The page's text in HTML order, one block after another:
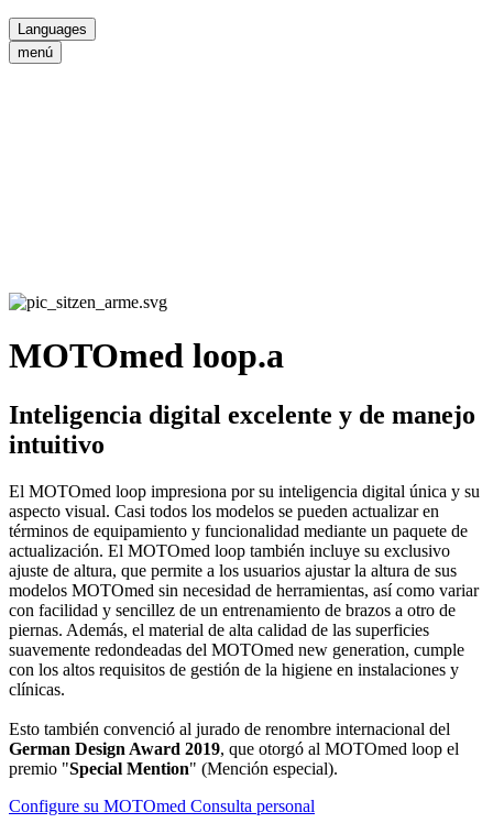
Languages
menú
MOTOmed loop.a
Inteligencia digital excelente y de manejo
intuitivo
El MOTOmed loop impresiona por su inteligencia digital única y su
aspecto visual. Casi todos los modelos se pueden actualizar en
términos de equipamiento y funcionalidad mediante un paquete de
actualización. El MOTOmed loop también incluye su exclusivo
ajuste de altura, que permite a los usuarios ajustar la altura de sus
modelos MOTOmed sin necesidad de herramientas, así como variar
con facilidad y sencillez de un entrenamiento de brazos a otro de
piernas. Además, el material de alta calidad de las superficies
suavemente redondeadas del MOTOmed new generation, cumple
con los altos requisitos de gestión de la higiene en instalaciones y
clínicas.
Esto también convenció al jurado de renombre internacional del
German Design Award 2019, que otorgó al MOTOmed loop el
premio "Special Mention" (Mención especial).
Configure su MOTOmed Consulta personal